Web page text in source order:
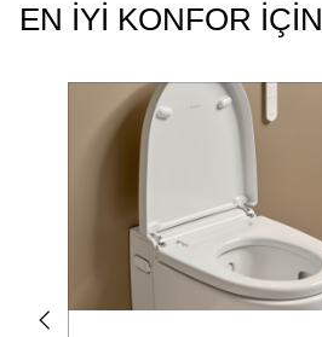
EN IYI KONFOR IÇIN